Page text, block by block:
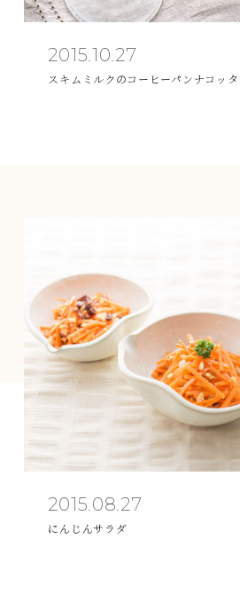
2015.10.27
スキムミルクのコーヒーパンナコッタ
2015.08.27
にんじんサラダ